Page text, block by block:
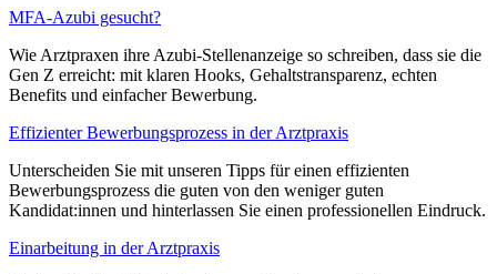
MFA-Azubi gesucht?
Wie Arztpraxen ihre Azubi-Stellenanzeige so schreiben, dass sie die
Gen Z erreicht: mit klaren Hooks, Gehaltstransparenz, echten
Benefits und einfacher Bewerbung.
Effizienter Bewerbungsprozess in der Arztpraxis
Unterscheiden Sie mit unseren Tipps für einen effizienten
Bewerbungsprozess die guten von den weniger guten
Kandidat:innen und hinterlassen Sie einen professionellen Eindruck.
Einarbeitung in der Arztpraxis